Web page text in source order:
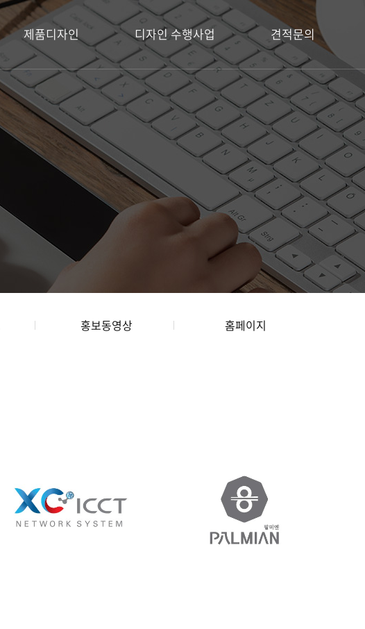
제품디자인 디자인 수행사업 견적문의
홍보동영상 홈페이지
BRAND IDENTITY
XCICCT 브랜드 디자인
BRAND IDENTITY
팔미엔 브랜드 디자인